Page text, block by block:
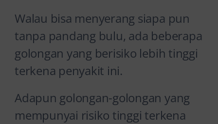
Walau bisa menyerang siapa pun
tanpa pandang bulu, ada beberapa
golongan yang berisiko lebih tinggi
terkena penyakit ini.
Adapun golongan-golongan yang
mempunyai risiko tinggi terkena